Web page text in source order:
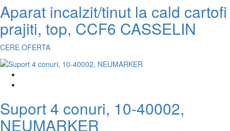
Aparat incalzit/tinut la cald cartofi
prajiti, top, CCF6 CASSELIN
CERE OFERTA
Suport 4 conuri, 10-40002,
NEUMARKER